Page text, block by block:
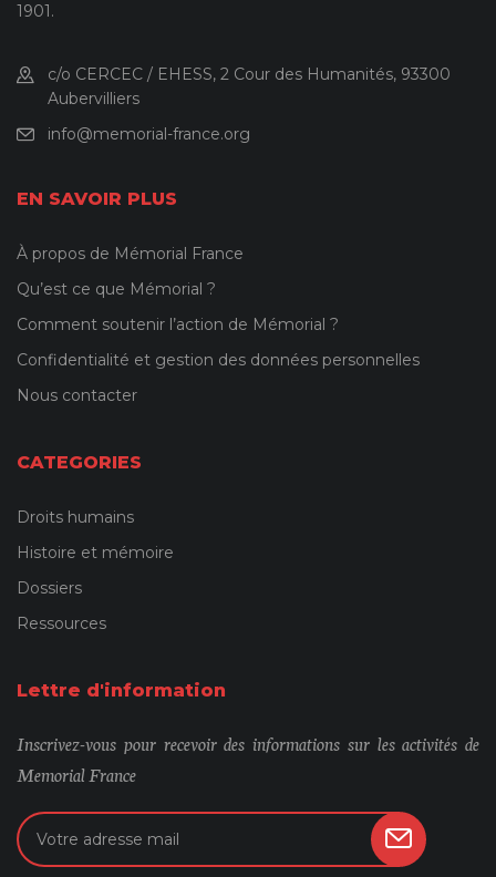
1901.
c/o CERCEC / EHESS, 2 Cour des Humanités, 93300
Aubervilliers
info@memorial-france.org
EN SAVOIR PLUS
À propos de Mémorial France
Qu’est ce que Mémorial ?
Comment soutenir l’action de Mémorial ?
Confidentialité et gestion des données personnelles
Nous contacter
CATEGORIES
Droits humains
Histoire et mémoire
Dossiers
Ressources
Lettre d'information
Inscrivez-vous pour recevoir des informations sur les activités de
Memorial France